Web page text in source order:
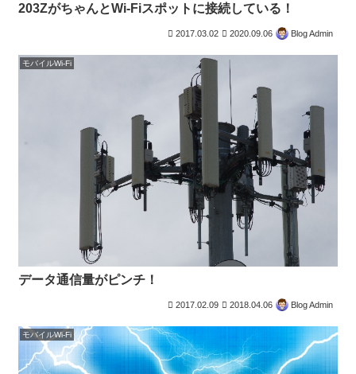
203ZがちゃんとWi-Fiスポットに接続している！
2017.03.02 2020.09.06 Blog Admin
モバイルWi-Fi
データ通信量がピンチ！
2017.02.09 2018.04.06 Blog Admin
モバイルWi-Fi